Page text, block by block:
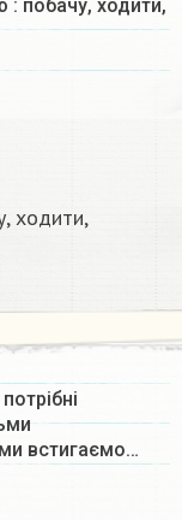
: побачу, ходити,
ходити,
встигаємо…